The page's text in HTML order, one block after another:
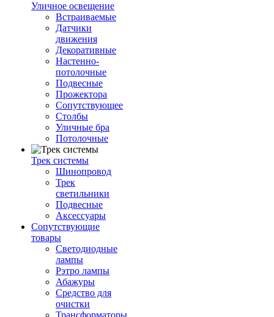
Уличное освещение
Встраиваемые
Датчики
движения
Декоративные
Настенно-
потолочные
Подвесные
Прожектора
Сопутствующее
Столбы
Уличные бра
Потолочные
Трек системы
Шинопровод
Трек
светильники
Подвесные
Аксессуары
Сопутствующие
товары
Светодиодные
лампы
Рэтро лампы
Абажуры
Средство для
очистки
Трансформаторы